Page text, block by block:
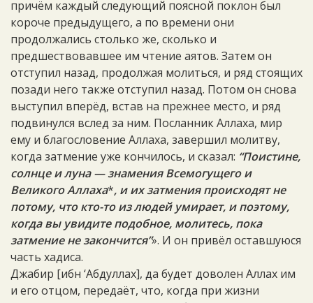
причём каждый следующий поясной поклон был
короче предыдущего, а по времени они
продолжались столько же, сколько и
предшествовавшее им чтение аятов. Затем он
отступил назад, продолжая молиться, и ряд стоящих
позади него также отступил назад. Потом он снова
выступил вперёд, встав на прежнее место, и ряд
подвинулся вслед за ним. Посланник Аллаха, мир
ему и благословение Аллаха, завершил молитву,
когда затмение уже кончилось, и сказал: “Поистине,
солнце и луна — знамения Всемогущего и
Великого Аллаха*, и их затмения происходят не
потому, что кто-то из людей умирает, и поэтому,
когда вы увидите подобное, молитесь, пока
затмение не закончится”». И он привёл оставшуюся
часть хадиса.
Джабир [ибн ‘Абдуллах], да будет доволен Аллах им
и его отцом, передаёт, что, когда при жизни